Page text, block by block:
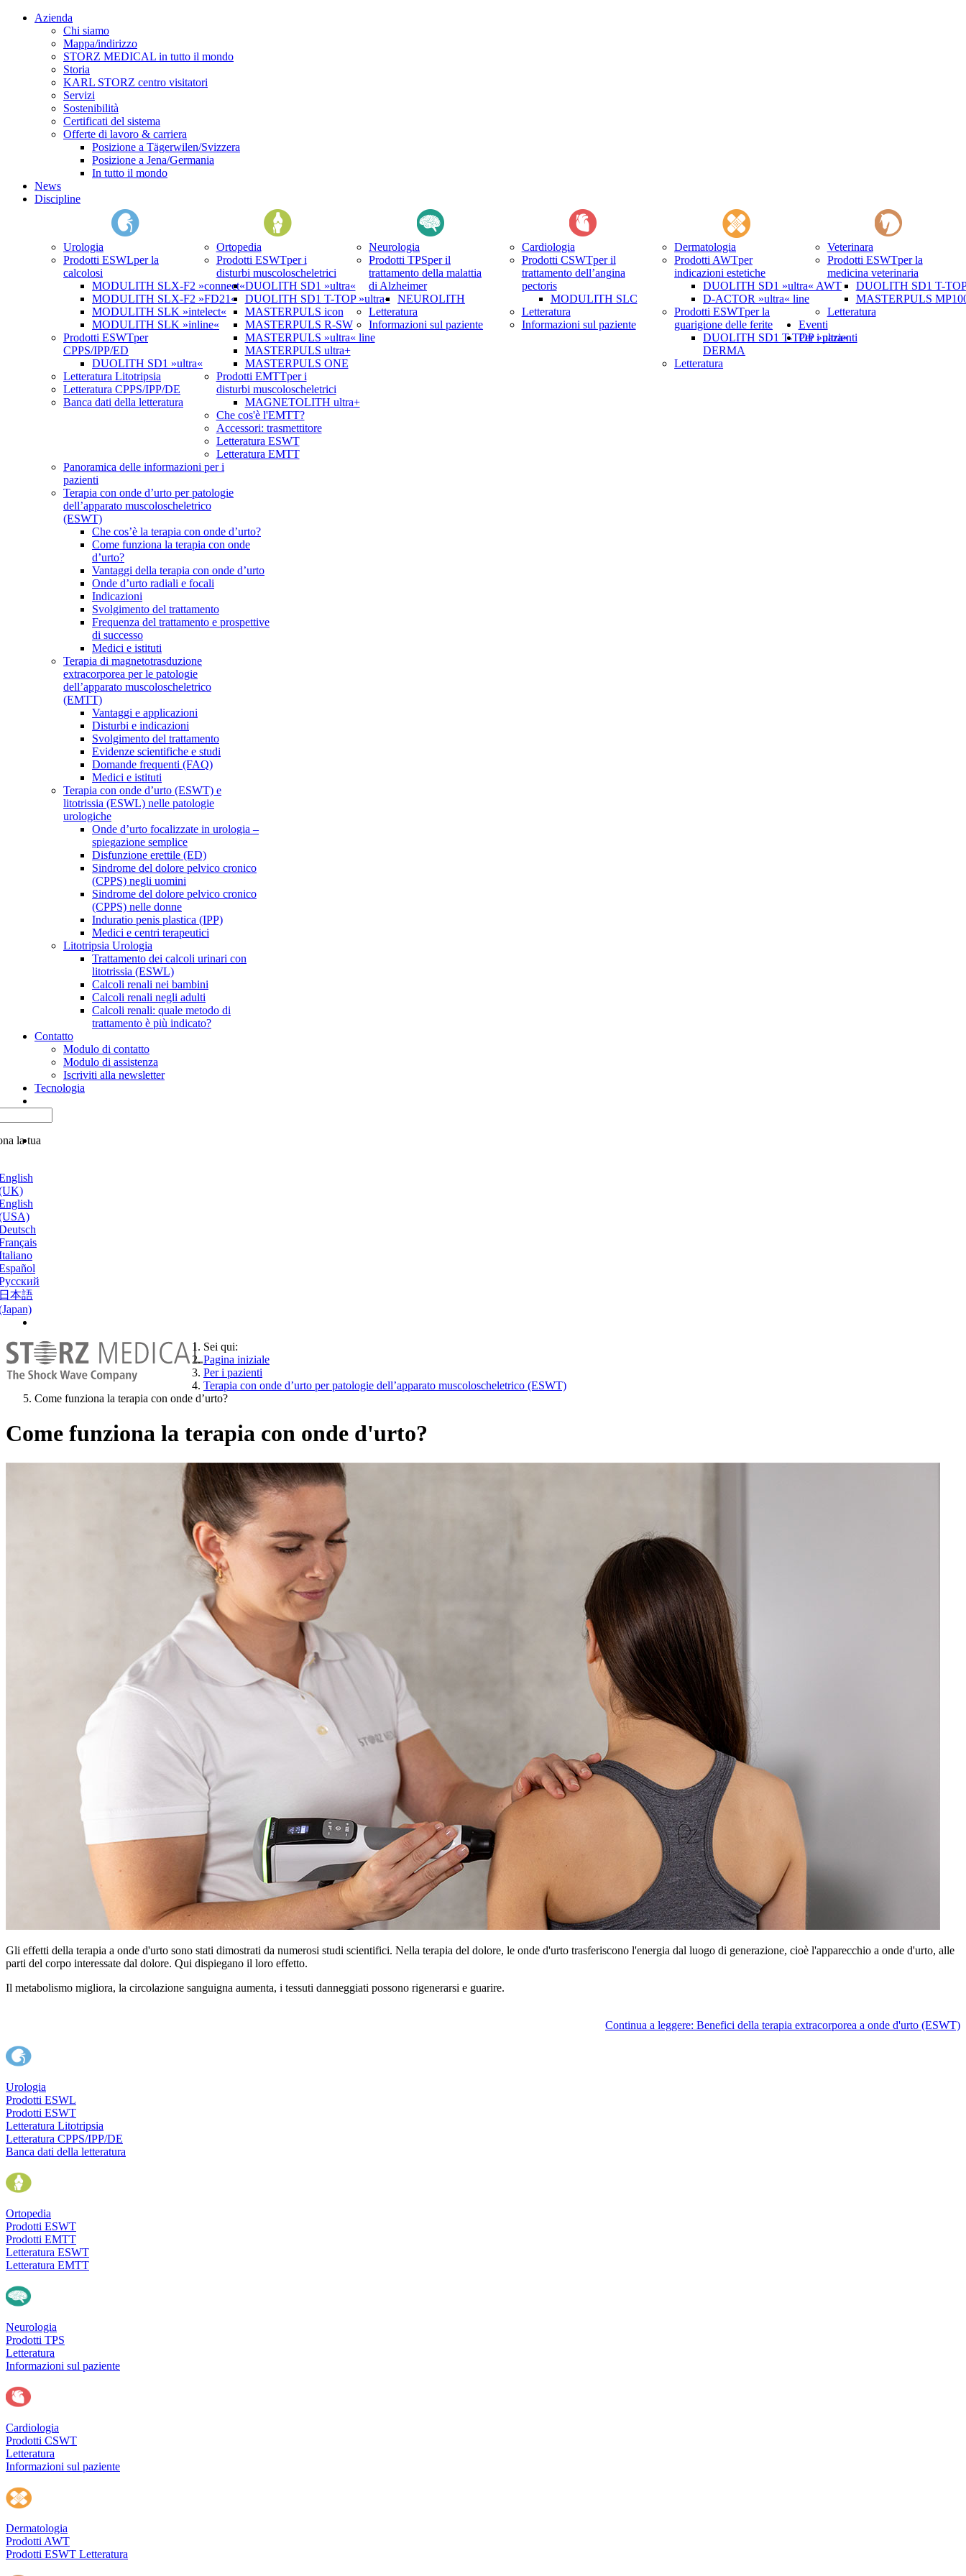
Azienda
Chi siamo
Mappa/indirizzo
STORZ MEDICAL in tutto il mondo
Storia
KARL STORZ centro visitatori
Servizi
Sostenibilità
Certificati del sistema
Offerte di lavoro & carriera
Posizione a Tägerwilen/Svizzera
Posizione a Jena/Germania
In tutto il mondo
News
Discipline
Urologia
Prodotti ESWLper la
calcolosi
MODULITH SLX-F2 »connect«
MODULITH SLX-F2 »FD21«
MODULITH SLK »intelect«
MODULITH SLK »inline«
Prodotti ESWTper
CPPS/IPP/ED
DUOLITH SD1 »ultra«
Letteratura Litotripsia
Letteratura CPPS/IPP/DE
Banca dati della letteratura
Ortopedia
Prodotti ESWTper i
disturbi muscoloscheletrici
DUOLITH SD1 »ultra«
DUOLITH SD1 T-TOP »ultra«
MASTERPULS icon
MASTERPULS R-SW
MASTERPULS »ultra« line
MASTERPULS ultra+
MASTERPULS ONE
Prodotti EMTTper i
disturbi muscoloscheletrici
MAGNETOLITH ultra+
Che cos'è l'EMTT?
Accessori: trasmettitore
Letteratura ESWT
Letteratura EMTT
Neurologia
Prodotti TPSper il
trattamento della malattia
di Alzheimer
NEUROLITH
Letteratura
Informazioni sul paziente
Cardiologia
Prodotti CSWTper il
trattamento dell’angina
pectoris
MODULITH SLC
Letteratura
Informazioni sul paziente
Dermatologia
Prodotti AWTper
indicazioni estetiche
DUOLITH SD1 »ultra« AWT
D-ACTOR »ultra« line
Prodotti ESWTper la
guarigione delle ferite
DUOLITH SD1 T-TOP »ultra«
DERMA
Letteratura
Veterinara
Prodotti ESWTper la
medicina veterinaria
DUOLITH SD1 T-
MASTERPULS
Letteratura
Eventi
Per i pazienti
Panoramica delle informazioni per i
pazienti
Terapia con onde d’urto per patologie
dell’apparato muscoloscheletrico
(ESWT)
Che cos’è la terapia con onde d’urto?
Come funziona la terapia con onde
d’urto?
Vantaggi della terapia con onde d’urto
Onde d’urto radiali e focali
Indicazioni
Svolgimento del trattamento
Frequenza del trattamento e prospettive
di successo
Medici e istituti
Terapia di magnetotrasduzione
extracorporea per le patologie
dell’apparato muscoloscheletrico
(EMTT)
Vantaggi e applicazioni
Disturbi e indicazioni
Svolgimento del trattamento
Evidenze scientifiche e studi
Domande frequenti (FAQ)
Medici e istituti
Terapia con onde d’urto (ESWT) e
litotrissia (ESWL) nelle patologie
urologiche
Onde d’urto focalizzate in urologia –
spiegazione semplice
Disfunzione erettile (ED)
Sindrome del dolore pelvico cronico
(CPPS) negli uomini
Sindrome del dolore pelvico cronico
(CPPS) nelle donne
Induratio penis plastica (IPP)
Medici e centri terapeutici
Litotripsia Urologia
Trattamento dei calcoli urinari con
litotrissia (ESWL)
Calcoli renali nei bambini
Calcoli renali negli adulti
Calcoli renali: quale metodo di
trattamento è più indicato?
Contatto
Modulo di contatto
Modulo di assistenza
Iscriviti alla newsletter
Tecnologia
la tua
本語
Sei qui:
Pagina iniziale
Per i pazienti
Terapia con onde d’urto per patologie dell’apparato muscoloscheletrico (ESWT)
Come funziona la terapia con onde d’urto?
Come funziona la terapia con onde d'urto?
Gli effetti della terapia a onde d'urto sono stati dimostrati da numerosi studi scientifici. Nella terapia del dolore, le onde d'urto trasferiscono l'energia dal luogo di generazione, cioè l'apparecchio a onde d'urto, alle
parti del corpo interessate dal dolore. Qui dispiegano il loro effetto.
Il metabolismo migliora, la circolazione sanguigna aumenta, i tessuti danneggiati possono rigenerarsi e guarire.
Continua a leggere: Benefici della terapia extracorporea a onde d'urto (ESWT)
Urologia
Prodotti ESWL
Prodotti ESWT
Letteratura Litotripsia
Letteratura CPPS/IPP/DE
Banca dati della letteratura
Ortopedia
Prodotti ESWT
Prodotti EMTT
Letteratura ESWT
Letteratura EMTT
Neurologia
Prodotti TPS
Letteratura
Informazioni sul paziente
Cardiologia
Prodotti CSWT
Letteratura
Informazioni sul paziente
Dermatologia
Prodotti AWT
Prodotti ESWT Letteratura